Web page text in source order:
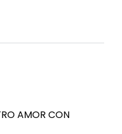
AMOR CON